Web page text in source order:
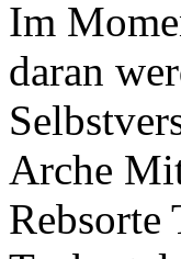
Im
daran
Arche
Rebsorte